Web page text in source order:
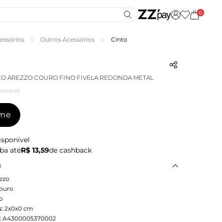
0
Outros Acessórios Cinto
AREZZO COURO FINO FIVELA REDONDA METAL
atéR$ 13,59de cashback
2x0x0 cm
A4300005370002